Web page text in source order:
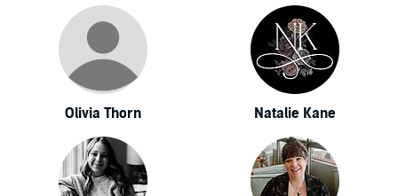
Olivia Thorn Natalie Kane